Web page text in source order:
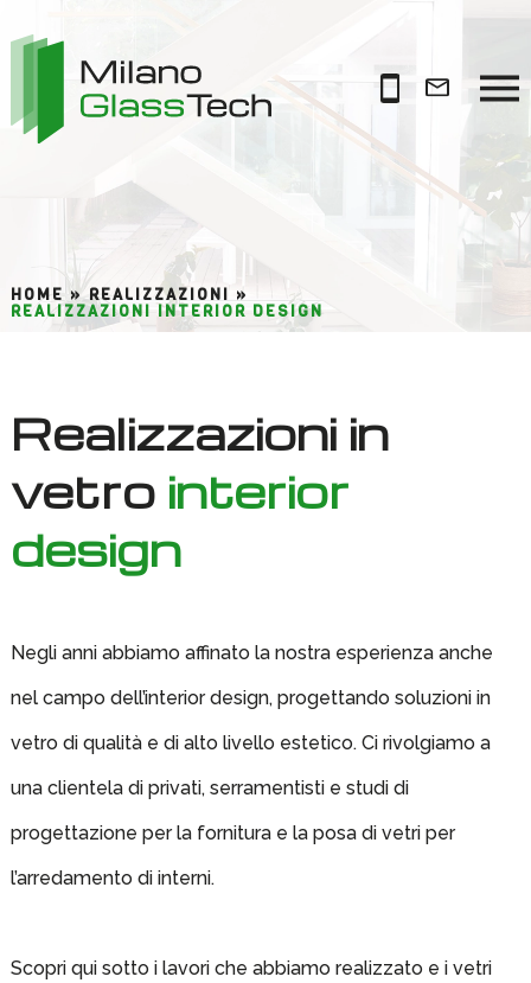
HOME » REALIZZAZIONI »
REALIZZAZIONI INTERIOR DESIGN
Realizzazioni in
vetro interior
design
Negli anni abbiamo affinato la nostra esperienza anche
nel campo dell’interior design, progettando soluzioni in
vetro di qualità e di alto livello estetico. Ci rivolgiamo a
una clientela di privati, serramentisti e studi di
progettazione per la fornitura e la posa di vetri per
l’arredamento di interni.
Scopri qui sotto i lavori che abbiamo realizzato e i vetri